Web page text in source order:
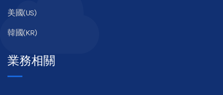
美國(US)
韓國(KR)
業務相關